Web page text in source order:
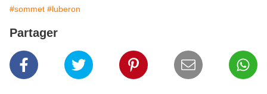
#sommet #luberon
Partager